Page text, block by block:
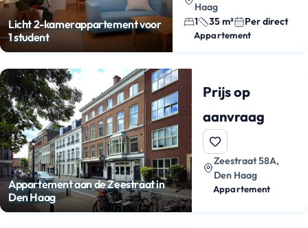
Licht 2-kamerappartement voor
1 student
Haag
1
35 m² Per direct
Appartement
Appartement aan de Zeestraat in
Den Haag
Prijs op
aanvraag
Zeestraat 58A,
Den Haag
Appartement